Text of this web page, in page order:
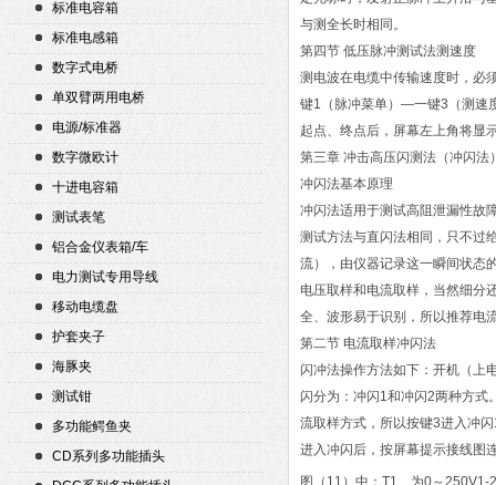
标准电容箱
标准电感箱
数字式电桥
单双臂两用电桥
电源/标准器
数字微欧计
十进电容箱
测试表笔
铝合金仪表箱/车
电力测试专用导线
移动电缆盘
护套夹子
海豚夹
测试钳
多功能鳄鱼夹
CD系列多功能插头
与测全长时相同。
第四节 低压脉冲测试法测速度
测电波在电缆中传输速度时，
键1（脉冲菜单）—一键3（测速
起点、终点后，屏幕左上角将显
第三章 冲击高压闪测法（冲闪法
冲闪法基本原理
冲闪法适用于测试高阻泄漏性故
测试方法与直闪法相同，只不过
流），由仪器记录这一瞬间状态
电压取样和电流取样，当然细分
全、波形易于识别，所以推荐电
第二节 电流取样冲闪法
闪冲法操作方法如下：开机（
闪分为：冲闪1和冲闪2两种方式
流取样方式，所以按键3进入冲
进入冲闪后，按屏幕提示接线图
图（11）中：T1、为0～250V1-